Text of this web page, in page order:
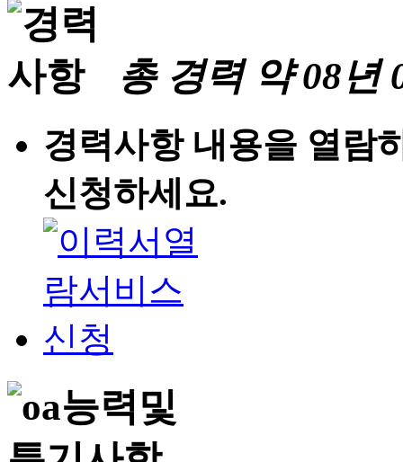
총 경력약 08년
경력사항 내용을 열람
신청하세요.